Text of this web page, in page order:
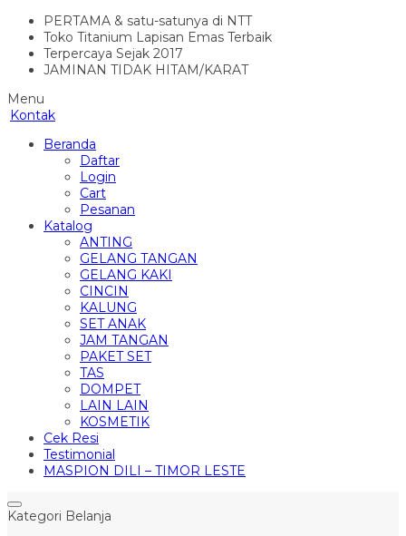
PERTAMA & satu-satunya di NTT
Toko Titanium Lapisan Emas Terbaik
Terpercaya Sejak 2017
JAMINAN TIDAK HITAM/KARAT
Menu
Kontak
Beranda
Daftar
Login
Cart
Pesanan
Katalog
ANTING
GELANG TANGAN
GELANG KAKI
CINCIN
KALUNG
SET ANAK
JAM TANGAN
PAKET SET
TAS
DOMPET
LAIN LAIN
KOSMETIK
Cek Resi
Testimonial
MASPION DILI – TIMOR LESTE
Kategori Belanja